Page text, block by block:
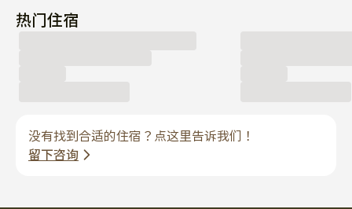
热门住宿
没有找到合适的住宿？点这里告诉我们！
留下咨询